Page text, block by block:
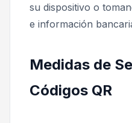
su dispositivo o
e información
Medidas de
Códigos QR